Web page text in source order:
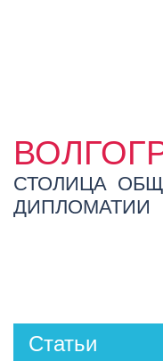
СТОЛИЦА
ДИПЛОМАТИИ
Статьи